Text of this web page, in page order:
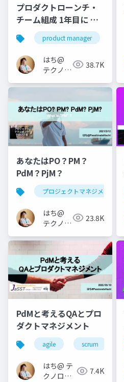
プロダクトローンチ・
チーム組成 1年目に や
らなかったこと・諦め
たこと・捨てたこと
product manager
はち@
テクノロ
ィア
「Newbee」
38.7K
あなたはPO？PM？
PdM？PjM？
プロジェクトマネジメント
はち@
テクノロ
ィア
「Newbee」
23.8K
PdMと考えるQAとプロ
ダクトマネジメント
agile scrum
はち@ テ
クノロジ
7.4K